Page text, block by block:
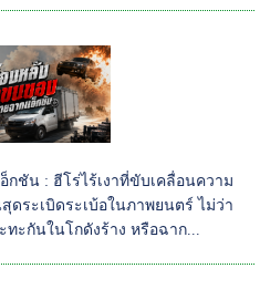
กชัน : ฮีโร่ไร้เงาที่ขับเคลื่อนความ
ดระเบิดระเบ้อในภาพยนตร์ ไม่ว่า
ะกันในโกดังร้าง หรือฉาก...